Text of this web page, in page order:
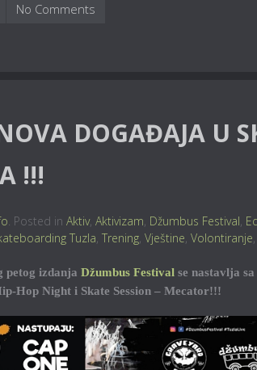
No Comments
DOGAĐAJA U
!!!
. Posted in Aktiv, Aktivizam, Džumbus Festival,
Tuzla, Trening, Vještine, Volontiranje,
petog izdanja Džumbus Festival se nastavlja
Hop Night i Skate Session – Mecator!!!